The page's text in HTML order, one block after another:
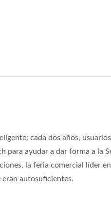
cada dos años,
ayudar a dar forma a la
la feria comercial líder
autosuficientes.